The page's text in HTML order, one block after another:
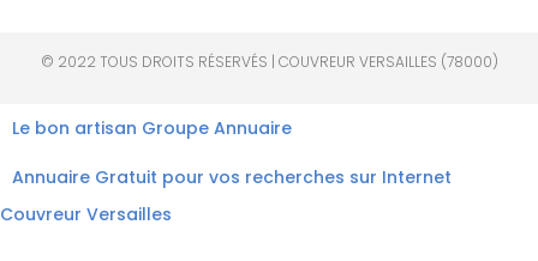
© 2022 TOUS DROITS RÉSERVÉS | COUVREUR VERSAILLES (78000)
Le bon artisan Groupe Annuaire
Annuaire Gratuit pour vos recherches sur Internet
Couvreur Versailles